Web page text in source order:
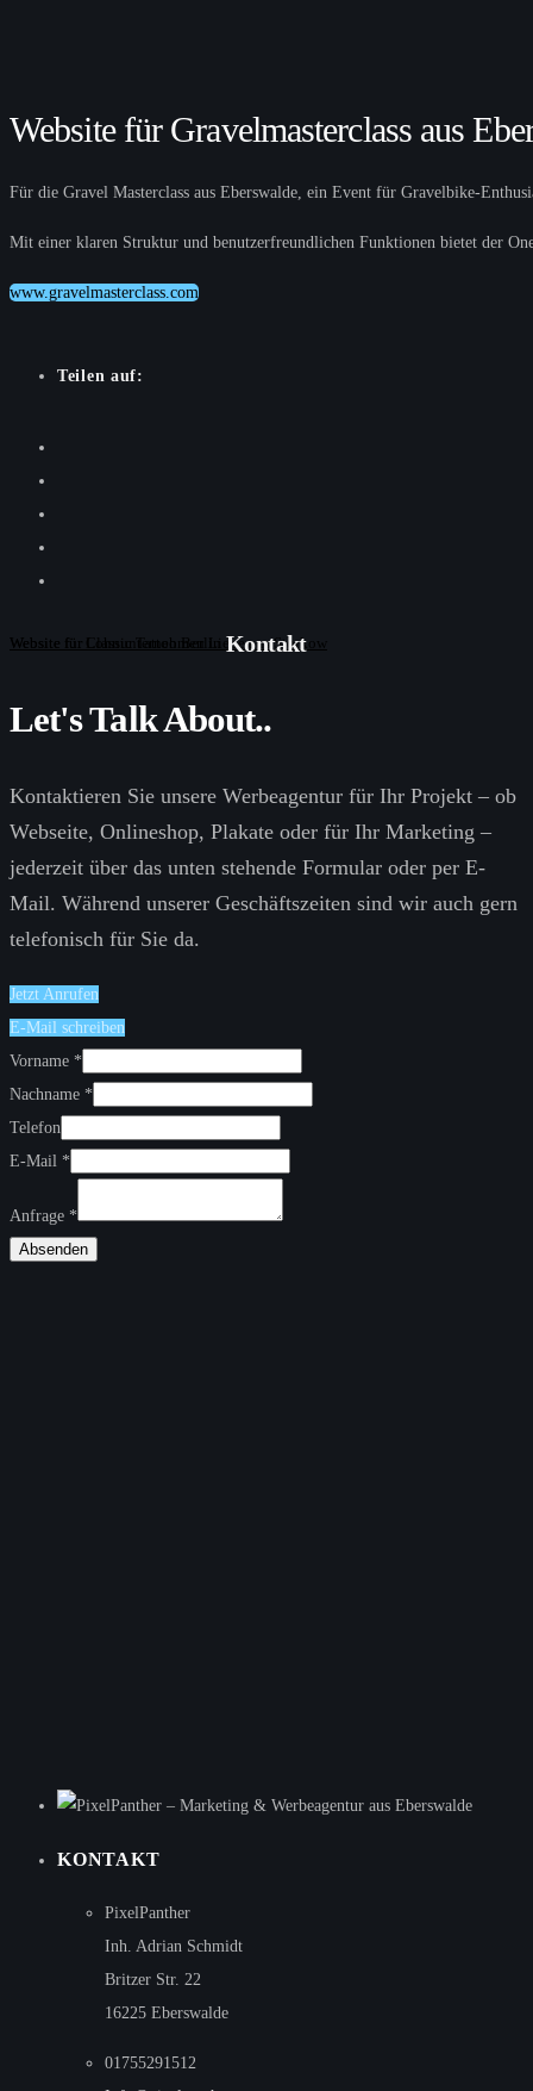
Website für Gravelmasterclass aus
Für die Gravel Masterclass aus Eberswalde, ein Event für Gravelbike-
Mit einer klaren Struktur und benutzerfreundlichen Funktionen bietet der
www.gravelmasterclass.com
Teilen auf:
Website für Classic Tattoo Berlin
Website für Lohnunternehmen Liepe aus Storkow
Kontakt
Let's Talk About..
Kontaktieren Sie unsere Werbeagentur für Ihr Projekt – ob
Webseite, Onlineshop, Plakate oder für Ihr Marketing –
jederzeit über das unten stehende Formular oder per E-
Mail. Während unserer Geschäftszeiten sind wir auch gern
telefonisch für Sie da.
Jetzt Anrufen
E-Mail schreiben
Vorname *
Nachname *
Telefon
E-Mail *
Anfrage *
Absenden
KONTAKT
PixelPanther
Inh. Adrian Schmidt
Britzer Str. 22
16225 Eberswalde
01755291512